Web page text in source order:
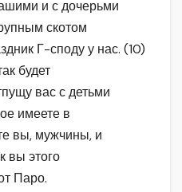
и с дочерьми
скотом
Г-споду у нас. (10)
будет
вас с детьми
имеете в
вы, мужчины, и
вы этого
Паро.